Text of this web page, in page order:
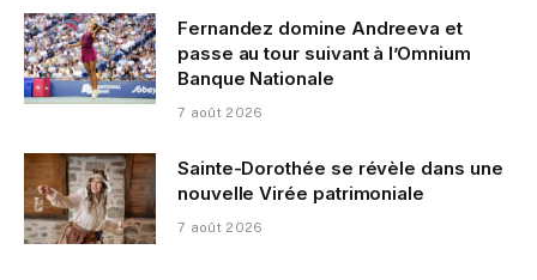
Fernandez domine Andreeva et
passe au tour suivant à l’Omnium
Banque Nationale
7 août 2026
Sainte-Dorothée se révèle dans une
nouvelle Virée patrimoniale
7 août 2026